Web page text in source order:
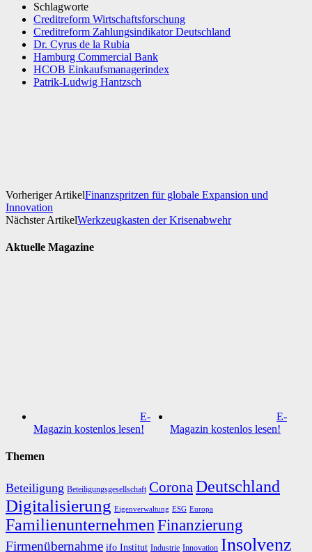
Schlagworte
Creditreform Wirtschaftsforschung
Creditreform Zahlungsindikator Deutschland
Dr. Cyrus de la Rubia
Hamburg Commercial Bank
HCOB Einkaufsmanagerindex
Patrik-Ludwig Hantzsch
Vorheriger ArtikelFinanzspritzen für globale Expansion und
Innovation
Nächster ArtikelWerkzeugkasten der Krisenabwehr
Aktuelle Magazine
E-
Magazin kostenlos lesen!
E-
Magazin kostenlos lesen!
Themen
Beteiligung Beteiligungsgesellschaft CoronaDeutschland
Digitalisierung Eigenverwaltung ESG Europa
Familienunternehmen Finanzierung
Firmenübernahme ifo Institut Industrie Innovation Insolvenz